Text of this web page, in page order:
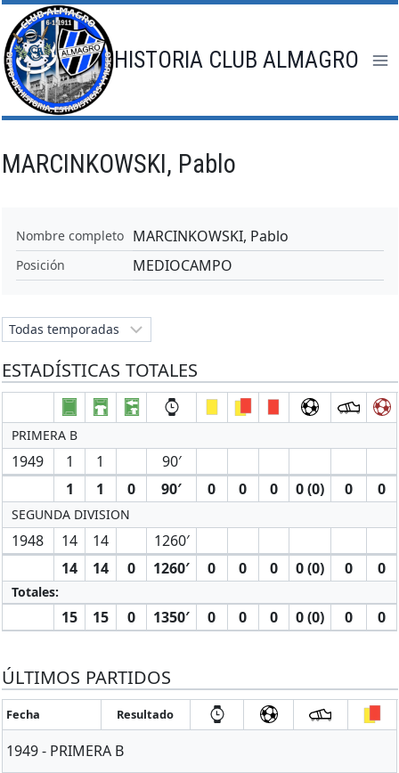
Saltar
al
contenido
HISTORIA CLUB ALMAGRO
MARCINKOWSKI, Pablo
Nombre completo MARCINKOWSKI, Pablo
Posición MEDIOCAMPO
ESTADÍSTICAS TOTALES
PRIMERA B
1949 1 1
90′
1
1 0 90′ 0 0 0 0 (0) 0 0
SEGUNDA DIVISION
1948 14 14
1260′
14
14 0 1260′ 0 0 0 0 (0) 0 0
Totales:
15 15 0 1350′ 0 0 0 0 (0) 0 0
ÚLTIMOS PARTIDOS
Fecha Resultado
1949 - PRIMERA B